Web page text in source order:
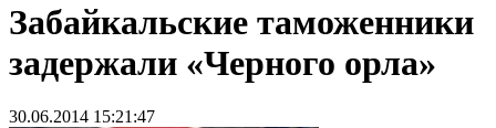
Забайкальские таможенники
задержали «Черного орла»
30.06.2014 15:21:47